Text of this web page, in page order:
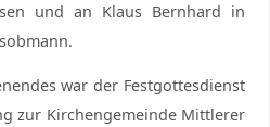
und an Klaus Bernhard in
war der Festgottesdienst
zur Kirchengemeinde Mittlerer